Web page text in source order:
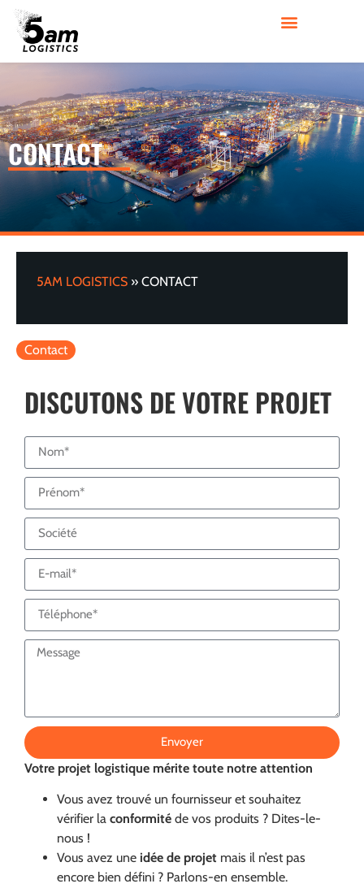
CONTACT
5AM LOGISTICS » CONTACT
Contact
DISCUTONS DE VOTRE PROJET
Envoyer
Votre projet logistique mérite toute notre attention
Vous avez trouvé un fournisseur et souhaitez
vérifier la conformité de vos produits ? Dites-le-
nous !
Vous avez une idée de projet mais il n’est pas
encore bien défini ? Parlons-en ensemble.